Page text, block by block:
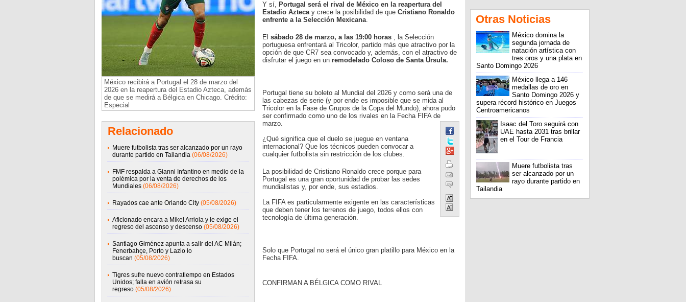
México recibirá a Portugal el 28 de marzo del
2026 en la reapertura del Estadio Azteca, además
de que se medirá a Bélgica en Chicago. Crédito:
Especial
Relacionado
Muere futbolista tras ser alcanzado por un rayo
durante partido en Tailandia (06/08/2026)
FMF respalda a Gianni Infantino en medio de la
polémica por la venta de derechos de los
Mundiales (06/08/2026)
Rayados cae ante Orlando City (05/08/2026)
Aficionado encara a Mikel Arriola y le exige el
regreso del ascenso y descenso (05/08/2026)
Santiago Giménez apunta a salir del AC Milán;
Fenerbahçe, Porto y Lazio lo
buscan (05/08/2026)
Tigres sufre nuevo contratiempo en Estados
Unidos; falla en avión retrasa su
regreso (05/08/2026)
Y sí, Portugal será el rival de México en la reapertura del
Estadio Aztecay crece la posibilidad de que Cristiano Ronaldo
enfrente a la Selección Mexicana.
El sábado 28 de marzo, a las 19:00 horas , la Selección
portuguesa enfrentará al Tricolor, partido más que atractivo por la
opción de que CR7 sea convocado y, además, con el atractivo de
disfrutar el juego en un remodelado Coloso de Santa Úrsula.
Portugal tiene su boleto al Mundial del 2026 y como será una de
las cabezas de serie (y por ende es imposible que se mida al
Tricolor en la Fase de Grupos de la Copa del Mundo), ahora pudo
ser confirmado como uno de los rivales en la Fecha FIFA de
marzo.
¿Qué significa que el duelo se juegue en ventana
internacional? Que los técnicos pueden convocar a
cualquier futbolista sin restricción de los clubes.
La posibilidad de Cristiano Ronaldo crece porque para
Portugal es una gran oportunidad de probar las sedes
mundialistas y, por ende, sus estadios.
La FIFA es particularmente exigente en las características
que deben tener los terrenos de juego, todos ellos con
tecnología de última generación.
Solo que Portugal no será el único gran platillo para México en la
Fecha FIFA.
CONFIRMAN A BÉLGICA COMO RIVAL
Otras Noticias
México domina la
segunda jornada de
natación artística con
tres oros y una plata en
Santo Domingo 2026
México llega a 146
medallas de oro en
Santo Domingo 2026 y
supera récord histórico en Juegos
Centroamericanos
Isaac del Toro seguirá con
UAE hasta 2031 tras brillar
en el Tour de Francia
Muere futbolista tras
ser alcanzado por un
rayo durante partido en
Tailandia